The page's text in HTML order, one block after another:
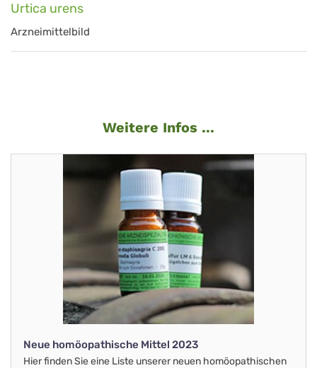
Urtica urens
Arzneimittelbild
Weitere Infos ...
Neue homöopathische Mittel 2023
Hier finden Sie eine Liste unserer neuen homöopathischen